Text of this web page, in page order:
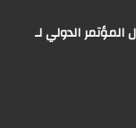
الدولي لـ